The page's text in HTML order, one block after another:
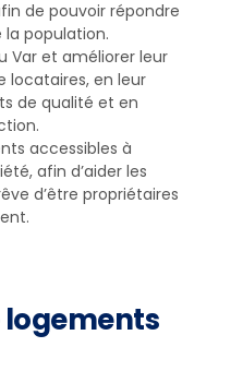
de pouvoir répondre
la population.
Var et améliorer leur
locataires, en leur
de qualité et en
accessibles à
afin d’aider les
d’être propriétaires
logements